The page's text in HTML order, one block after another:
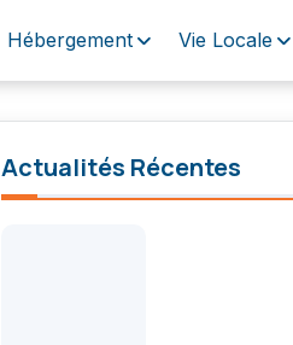
Hébergement Vie Locale
Actualités Récentes